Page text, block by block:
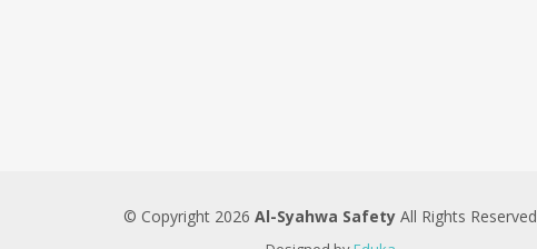
© Copyright 2026 Al-Syahwa Safety All Rights Reserved